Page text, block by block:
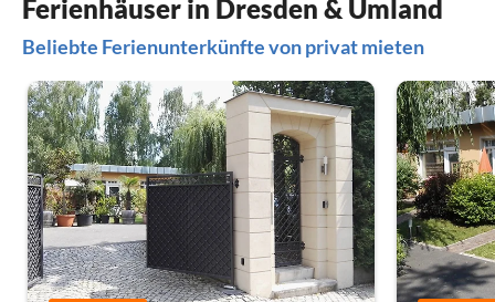
Ferienhäuser in Dresden & Umland
Beliebte Ferienunterkünfte von privat mieten